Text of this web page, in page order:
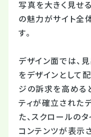
写真を大きく見せ
の魅力がサイト全
す。
デザイン面では、
をデザインとして
ジの訴求を高める
ティが確立された
た、スクロールの
コンテンツが表示